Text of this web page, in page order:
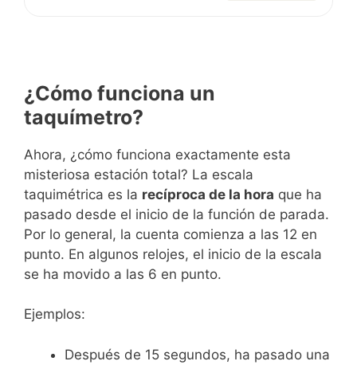
¿Cómo funciona un
taquímetro?
Ahora, ¿cómo funciona exactamente esta
misteriosa estación total? La escala
taquimétrica es la recíproca de la hora que ha
pasado desde el inicio de la función de parada.
Por lo general, la cuenta comienza a las 12 en
punto. En algunos relojes, el inicio de la escala
se ha movido a las 6 en punto.
Ejemplos:
Después de 15 segundos, ha pasado una